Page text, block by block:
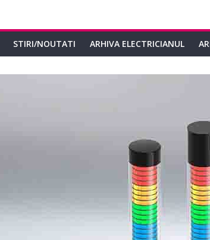
STIRI/NOUTATI ARHIVA ELECTRICIANUL